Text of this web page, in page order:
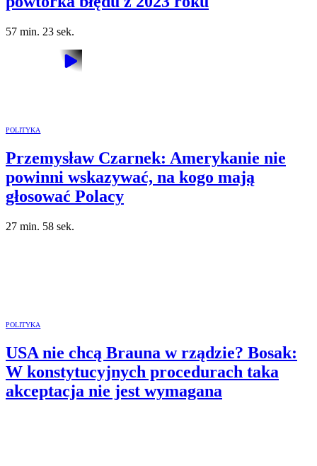
57 min. 23 sek.
POLITYKA
Przemysław Czarnek: Amerykanie nie
powinni wskazywać, na kogo mają
głosować Polacy
27 min. 58 sek.
POLITYKA
USA nie chcą Brauna w rządzie? Bosak:
W konstytucyjnych procedurach taka
akceptacja nie jest wymagana